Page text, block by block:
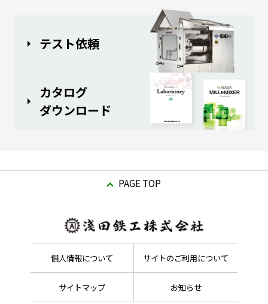
テスト依頼
カタログ
ダウンロード
PAGE TOP
個人情報について サイトのご利用について
サイトマップ お知らせ